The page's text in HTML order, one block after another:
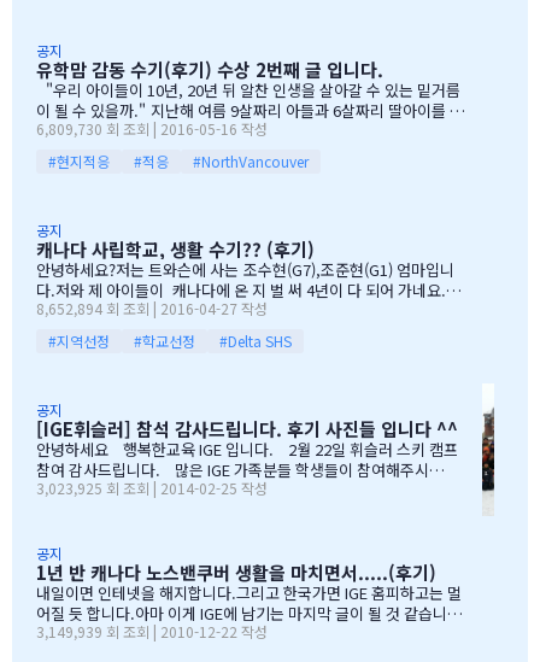
데 불편한거 없이 꼼꼼히 준비하시기 바라며, 내일이면 아마도 무
한의 카톡 및 연락이 오지않을까 생각이 …
전부터 차근 차근 준비하엿습니다. 많은 IGE 가족분들께서 참석해주
셧으며,(총114가족) 노스밴쿠버,랭리교육청 교육감님들께서도 참석
해주셧습니다. 11시30분부터 오픈닝을 시작하엿고, 12시부터 BBQ
파티 시작으로 START 하엿지요. 그 다음 자녀학생들을 위하여 보물
찻기 그리고 Q & A 를 시작으로 학부모님들께 답을 마추신 분들께 선
물을 증정하는 즐거운 시간을 가져습니다. 매년 여름마다 BBQ 파티
를 진행하면서 시간이 정말 빨리 가는구나 생각이 듭니다. 맨처음…
공지
유학맘 감동 수기(후기) 수상 2번째 글 입니다.
"우리 아이들이 10년, 20년 뒤 알찬 인생을 살아갈 수 있는 밑거름
이 될 수 있을까." 지난해 여름 9살짜리 아들과 6살짜리 딸아이를 데
리고 캐나다 밴쿠버로 조기유학을 떠날 결심을 했을 때, 매일밤 떠오
르는 고민이었습니다. 지난 10여년동안 부모님과 함께 삼대가 살아
왔기에 고민은 더욱 컸습니다. 가족이 떨어져 지내는 시간을 나이 드
遷之敎, 맹자의 어머니가 자식을 위해 세 번 이사했다는 뜻)는 못할
망정, 조금이라도 기회가 있을 때 망설이지 말라"는 말로 오히려 제
등을 떠미셨습니다. 경제적인 여건이 딱히 좋은 것도 아니었습니다.
유학비용도 평소 한국에서 들어가던 교육비에 생활비가 조금 더 들어
가는 수준으로 잡았습니다. 자린고비 정신으로 단단히 무장을 했지
요. 어찌보면 단순무식하게 "영어도 배우고 아이들이 살아…
6,809,730 회 조회 | 2016-05-16 작성
#현지적응
#적응 #NorthVancouver
공지
캐나다 사립학교, 생활 수기?? (후기)
안녕하세요?저는 트와슨에 사는 조수현(G7),조준현(G1) 엄마입니
다.저와 제 아이들이 캐나다에 온 지 벌 써 4년이 다 되어 가네요.이
렇게 오래 있게 된 이유는 단 하나 너무 좋아서 입니다.철새도래지 바
다도 가까이 있고 조용하고 제 아이들이 다니는 학교도 너무 좋습니
다.백인 비율도 높고요.ㅎㅎ제가 가장 만족도가 높았던 높게 생각 하
정말 대단합니다.발론티어로 돌아가는 것도 대단하고요. 큰아이가
처음 왔을 떼 G4 영어도 잘 못하고 힘들어 할 때 워낙 엉뚱한 놈이라
엉뚱한 짓을 할 때도 선생님께서 괜찮다고남자아이들은 그렇게 크는
거라고 말씀해주시고아이의 작은 장단점도 다 알고 계시고 장점도
크게 칭찬해주시고학년 마지막 주에는 저를 앉혀놓고 방학 캠프 리
8,652,894 회 조회 | 2016-04-27 작성
#지역선정
#학교선정 #Delta SHS
공지
[IGE휘슬러] 참석 감사드립니다. 후기 사진들 입니다 ^^
안녕하세요 행복한교육 IGE 입니다. 2월 22일 휘슬러 스키 캠프
참여 감사드립니다. 많은 IGE 가족분들 학생들이 참여해주시고,
빛내주셔서 감사드립니다. 안타깝게도 화창한 날씨여야하는데,
장님, 웨스트캐나다 보험 김정중부장님, 하나투어 지용구님, IGE S
CHOOL 부서에 김미정선생님, 박숙희 선생님 그리고 코퀴틀람 사
무실에 김의정팀장님, 김예경님 진심을 감사드립니다. 마지막으
로 요번 행사를 진행해주신 전준성 본부장님께 감사드리며, 이벤트
까지 준비해주신 본부장님 수고많으셨습니다. " 스키 이벤트" 꼭
3,023,925 회 조회 | 2014-02-25 작성
공지
1년 반 캐나다 노스밴쿠버 생활을 마치면서.....(후기)
내일이면 인테넷을 해지합니다.그리고 한국가면 IGE 홈피하고는 멀
어질 듯 합니다.아마 이게 IGE에 남기는 마지막 글이 될 것 같습니다
1년 반동안의 시간...저희 아이들에게 너무 소중한 시간이였습니다.
3,149,939 회 조회 | 2010-12-22 작성